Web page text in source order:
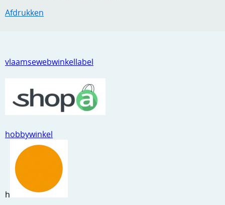
vlaamsewebwinkellabel
hobbywinkel
h
Afdrukken